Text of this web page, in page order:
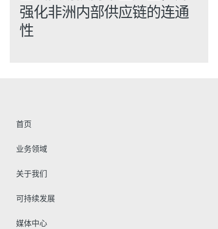
强化非洲内部供应链的连通
性
首页
业务领域
关于我们
可持续发展
媒体中心